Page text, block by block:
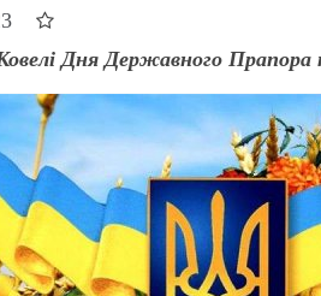
Дня Державного